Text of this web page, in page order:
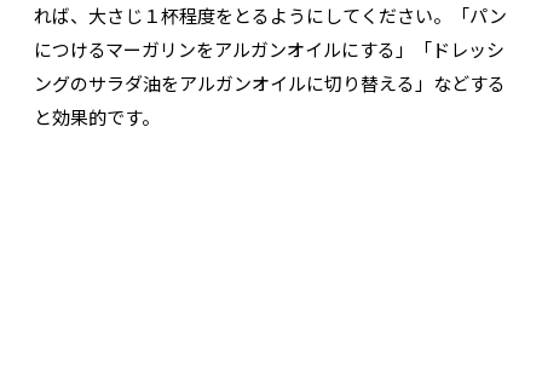
れば、大さじ１杯程度をとるようにしてください。「パン
につけるマーガリンをアルガンオイルにする」「ドレッシ
ングのサラダ油をアルガンオイルに切り替える」などする
と効果的です。